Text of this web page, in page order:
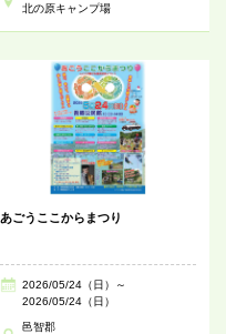
北の原キャンプ場
あごうここからまつり
2026/05/24（日）～
2026/05/24（日）
邑智郡